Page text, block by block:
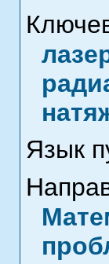
Язык